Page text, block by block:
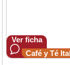
Ver ficha
Café y Té